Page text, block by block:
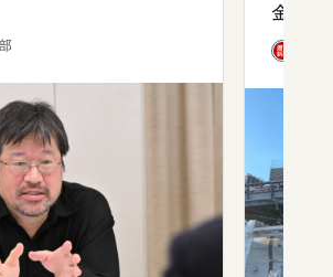
金」